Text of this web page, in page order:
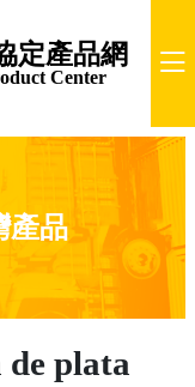
定產品網
Center
產品
de plata